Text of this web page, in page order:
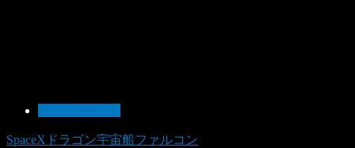
SpaceX ドラゴン宇宙船ファルコン